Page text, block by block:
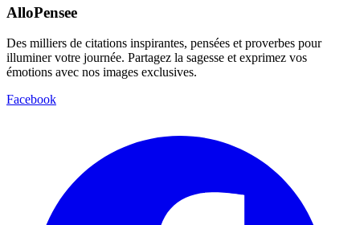
AlloPensee
Des milliers de citations inspirantes, pensées et proverbes pour
illuminer votre journée. Partagez la sagesse et exprimez vos
émotions avec nos images exclusives.
Facebook